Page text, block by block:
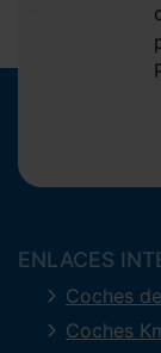
ENLACES
Coches
Coches